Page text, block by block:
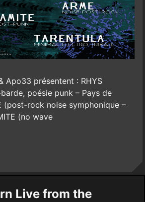
Apo33 présentent : RHYS
poésie punk – Pays de
(post-rock noise symphonique –
(no wave
Live from the